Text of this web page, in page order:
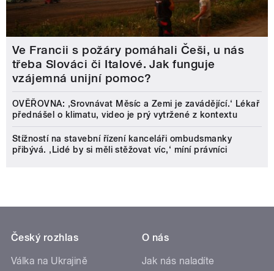
Ve Francii s požáry pomáhali Češi, u nás
třeba Slováci či Italové. Jak funguje
vzájemná unijní pomoc?
OVĚŘOVNA: ‚Srovnávat Měsíc a Zemi je zavádějící.‘ Lékař
přednášel o klimatu, video je prý vytržené z kontextu
Stížností na stavební řízení kanceláři ombudsmanky
přibývá. ‚Lidé by si měli stěžovat víc,‘ míní právníci
Český rozhlas
Válka na Ukrajině
O nás
Jak nás naladíte